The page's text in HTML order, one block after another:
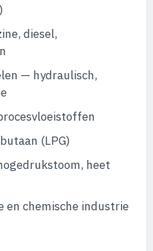
diesel,
— hydraulisch,
(LPG)
heet
en chemische industrie